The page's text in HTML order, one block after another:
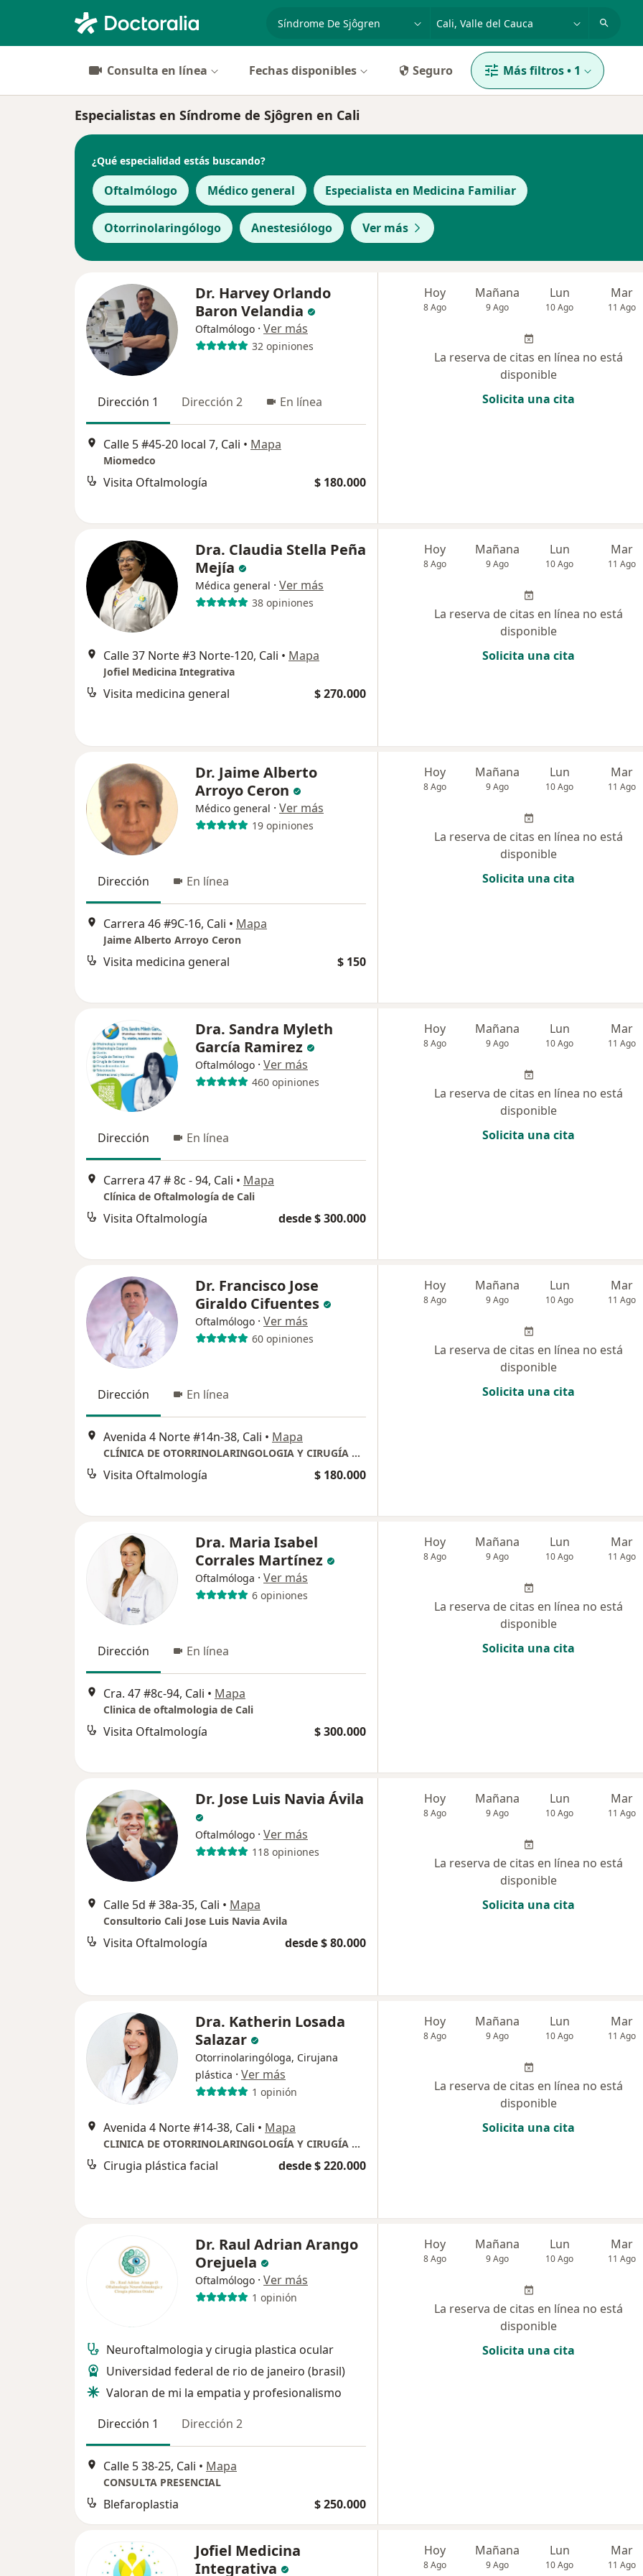
especialidad, enfermedad o nombre
Consulta en línea Fechas disponibles Seguro Más filtros• 1
Especialistas en Síndrome de Sjôgren en Cali
¿Qué especialidad estás buscando?
Oftalmólogo Médico general Especialista en Medicina Familiar
Otorrinolaringólogo Anestesiólogo Ver más
Dr. Harvey Orlando
Baron Velandia
Oftalmólogo · Ver más
32 opiniones
Dirección 1 Dirección 2 En línea
Calle 5 #45-20 local 7, Cali • Mapa
Miomedco
Visita Oftalmología $ 180.000
Hoy
8 Ago
Mañana
9 Ago
Lun
10 Ago
Mar
11 Ago
La reserva de citas en línea no está
disponible
Solicita una cita
Dra. Claudia Stella Peña
Mejía
Médica general · Ver más
38 opiniones
Calle 37 Norte #3 Norte-120, Cali • Mapa
Jofiel Medicina Integrativa
Visita medicina general $ 270.000
Hoy
8 Ago
Mañana
9 Ago
Lun
10 Ago
Mar
11 Ago
La reserva de citas en línea no está
disponible
Solicita una cita
Dr. Jaime Alberto
Arroyo Ceron
Médico general · Ver más
19 opiniones
Dirección En línea
Carrera 46 #9C-16, Cali • Mapa
Jaime Alberto Arroyo Ceron
Visita medicina general $ 150
Hoy
8 Ago
Mañana
9 Ago
Lun
10 Ago
Mar
11 Ago
La reserva de citas en línea no está
disponible
Solicita una cita
Dra. Sandra Myleth
García Ramirez
Oftalmólogo · Ver más
460 opiniones
Dirección En línea
Carrera 47 # 8c - 94, Cali • Mapa
Clínica de Oftalmología de Cali
Visita Oftalmología desde $ 300.000
Hoy
8 Ago
Mañana
9 Ago
Lun
10 Ago
Mar
11 Ago
La reserva de citas en línea no está
disponible
Solicita una cita
Dr. Francisco Jose
Giraldo Cifuentes
Oftalmólogo · Ver más
60 opiniones
Dirección En línea
Avenida 4 Norte #14n-38, Cali • Mapa
CLÍNICA DE OTORRINOLARINGOLOGIA Y CIRUGÍA PLÁSTICA - CONSULTORIO 301
Visita Oftalmología $ 180.000
Hoy
8 Ago
Mañana
9 Ago
Lun
10 Ago
Mar
11 Ago
La reserva de citas en línea no está
disponible
Solicita una cita
Dra. Maria Isabel
Corrales Martínez
Oftalmóloga · Ver más
6 opiniones
Dirección En línea
Cra. 47 #8c-94, Cali • Mapa
Clinica de oftalmologia de Cali
Visita Oftalmología $ 300.000
Hoy
8 Ago
Mañana
9 Ago
Lun
10 Ago
Mar
11 Ago
La reserva de citas en línea no está
disponible
Solicita una cita
Dr. Jose Luis Navia Ávila
Oftalmólogo · Ver más
118 opiniones
Calle 5d # 38a-35, Cali • Mapa
Consultorio Cali Jose Luis Navia Avila
Visita Oftalmología desde $ 80.000
Hoy
8 Ago
Mañana
9 Ago
Lun
10 Ago
Mar
11 Ago
La reserva de citas en línea no está
disponible
Solicita una cita
Dra. Katherin Losada
Salazar
Otorrinolaringóloga, Cirujana
plástica · Ver más
1 opinión
Avenida 4 Norte #14-38, Cali • Mapa
CLINICA DE OTORRINOLARINGOLOGÍA Y CIRUGÍA PLÁSTICA
Cirugia plástica facial desde $ 220.000
Hoy
8 Ago
Mañana
9 Ago
Lun
10 Ago
Mar
11 Ago
La reserva de citas en línea no está
disponible
Solicita una cita
Dr. Raul Adrian Arango
Orejuela
Oftalmólogo · Ver más
1 opinión
Neuroftalmologia y cirugia plastica ocular
Universidad federal de rio de janeiro (brasil)
Valoran de mi la empatia y profesionalismo
Dirección 1
Dirección 2
Calle 5 38-25, Cali • Mapa
CONSULTA PRESENCIAL
Blefaroplastia $ 250.000
Hoy
8 Ago
Mañana
9 Ago
Lun
10 Ago
Mar
11 Ago
La reserva de citas en línea no está
disponible
Solicita una cita
Jofiel Medicina
Integrativa
Hoy
8 Ago
Mañana
9 Ago
Lun
10 Ago
Mar
11 Ago